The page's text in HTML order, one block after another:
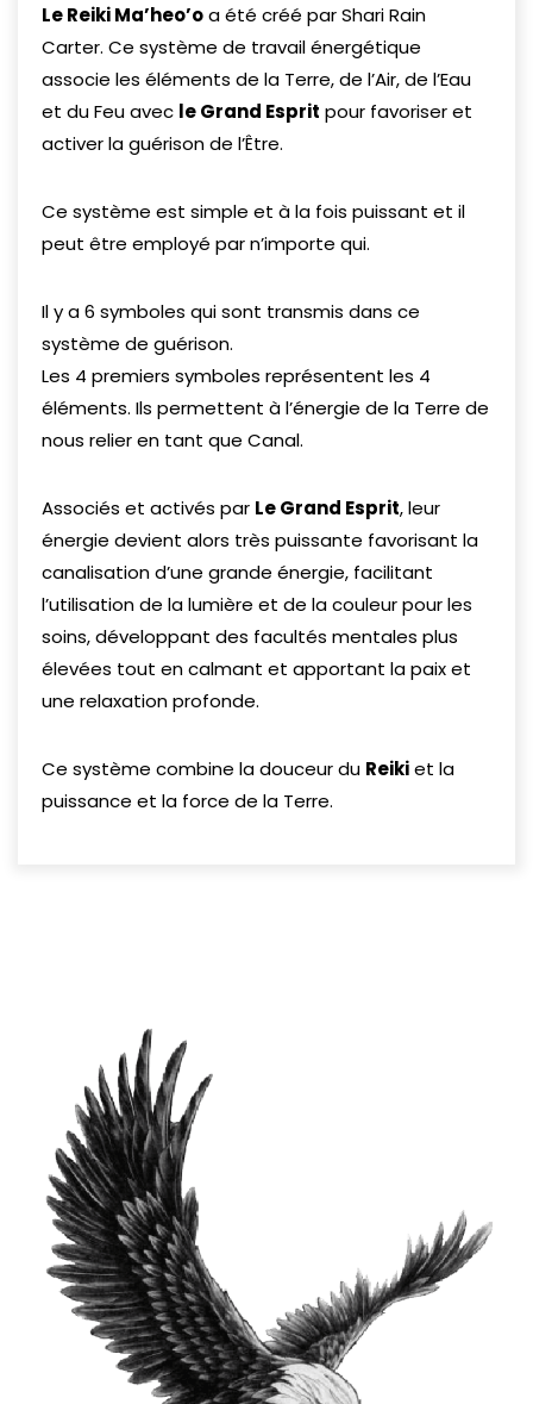
Le Reiki Ma’heo’oa été créé par Shari Rain
Carter. Ce système de travail énergétique
associe les éléments de la Terre, de l’Air, de l’Eau
et du Feu avec le Grand Esprit pour favoriser et
activer la guérison de l’Être.
Ce système est simple et à la fois puissant et il
peut être employé par n’importe qui.
Il y a 6 symboles qui sont transmis dans ce
système de guérison.
Les 4 premiers symboles représentent les 4
éléments. Ils permettent à l’énergie de la Terre de
nous relier en tant que Canal.
Associés et activés par Le Grand Esprit, leur
énergie devient alors très puissante favorisant la
canalisation d’une grande énergie, facilitant
l’utilisation de la lumière et de la couleur pour les
soins, développant des facultés mentales plus
élevées tout en calmant et apportant la paix et
une relaxation profonde.
Ce système combine la douceur du Reikiet la
puissance et la force de la Terre.